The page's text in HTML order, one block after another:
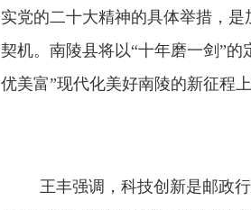
实党的二十大精神的具体举措，
契机。 南陵县将以“十年磨一剑”的
优美富”现代化美好南陵的新征程上
王丰强调，科技创新是邮政